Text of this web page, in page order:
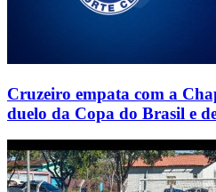
Cruzeiro empata com a
duelo da Copa do Brasil e